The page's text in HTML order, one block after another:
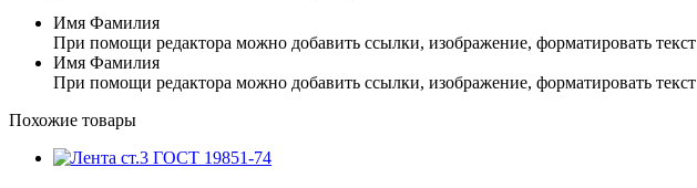
Имя Фамилия
При помощи редактора можно добавить ссылки, изображение, форматировать текст
Имя Фамилия
При помощи редактора можно добавить ссылки, изображение, форматировать текст
Похожие товары